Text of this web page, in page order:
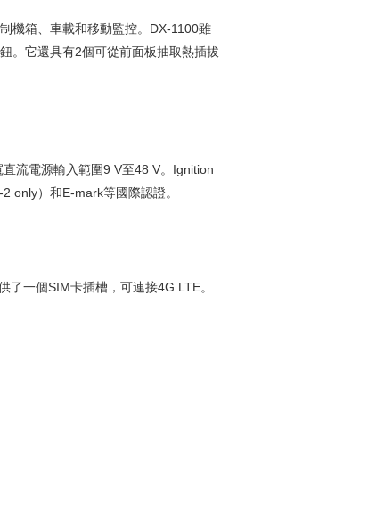
機箱、車載和移動監控。DX-1100雖
。它還具有2個可從前面板抽取熱插拔
流電源輸入範圍9 V至48 V。Ignition
only）和E-mark等國際認證。
一個SIM卡插槽，可連接4G LTE。